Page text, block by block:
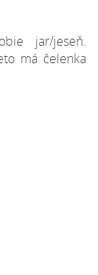
jar/jeseň.
má čelenka